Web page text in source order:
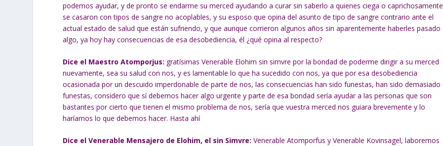
podemos ayudar, y de pronto se endarme su merced ayudando a curar sin saberlo a quienes ciega o caprichosamente
se casaron con tipos de sangre no acoplables, y su esposo que opina del asunto de tipo de sangre contrario ante el
actual estado de salud que están sufriendo, y que aunque corrieron algunos años sin aparentemente haberles pasado
algo, ya hoy hay consecuencias de esa desobediencia, él ¿qué opina al respecto?
Dice el Maestro Atomporjus: gratísimas Venerable Elohim sin simvre por la bondad de poderme dirigir a su merced
nuevamente, sea su salud con nos, y es lamentable lo que ha sucedido con nos, ya que por esa desobediencia
ocasionada por un descuido imperdonable de parte de nos, las consecuencias han sido funestas, han sido demasiado
funestas, considero que sí debemos hacer algo urgente y parte de esa bondad sería ayudar a las personas que son
bastantes por cierto que tienen el mismo problema de nos, sería que vuestra merced nos guiara brevemente y lo
haríamos lo que debemos hacer. Hasta ahí
Dice el Venerable Mensajero de Elohim, el sin Simvre: Venerable Atomporfus y Venerable Kovinsagel, laboremos